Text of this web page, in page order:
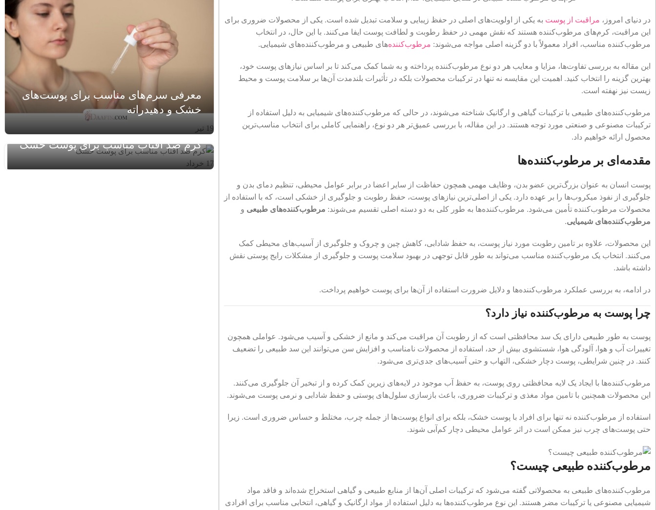
در دنیای امروز، مراقبت از پوست به یکی از اولویت‌های اصلی در حفظ زیبایی و سلامت تبدیل شده است. یکی از محصولات ضروری برای
این مراقبت، کرم‌های مرطوب‌کننده هستند که نقش مهمی در حفظ رطوبت و لطافت پوست ایفا می‌کنند. با این حال، در انتخاب
مرطوب‌کننده مناسب، افراد معمولاً با دو گزینه اصلی مواجه می‌شوند: مرطوب‌کننده‌های طبیعی و مرطوب‌کننده‌های شیمیایی.
این مقاله به بررسی تفاوت‌ها، مزایا و معایب هر دو نوع مرطوب‌کننده پرداخته و به شما کمک می‌کند تا بر اساس نیازهای پوست خود،
بهترین گزینه را انتخاب کنید. اهمیت این مقایسه نه تنها در ترکیبات محصولات بلکه در تأثیرات بلندمدت آن‌ها بر سلامت پوست و محیط
زیست نیز نهفته است.
مرطوب‌کننده‌های طبیعی با ترکیبات گیاهی و ارگانیک شناخته می‌شوند، در حالی که مرطوب‌کننده‌های شیمیایی به دلیل استفاده از
ترکیبات مصنوعی و صنعتی مورد توجه هستند. در این مقاله، با بررسی عمیق‌تر هر دو نوع، راهنمایی کاملی برای انتخاب مناسب‌ترین
محصول ارائه خواهیم داد.
مقدمه‌ای بر مرطوب‌کننده‌ها
پوست انسان به عنوان بزرگ‌ترین عضو بدن، وظایف مهمی همچون حفاظت از سایر اعضا در برابر عوامل محیطی، تنظیم دمای بدن و
جلوگیری از نفوذ میکروب‌ها را بر عهده دارد. یکی از اصلی‌ترین نیازهای پوست، حفظ رطوبت و جلوگیری از خشکی است، که با استفاده از
محصولات مرطوب‌کننده تأمین می‌شود. مرطوب‌کننده‌ها به طور کلی به دو دسته اصلی تقسیم می‌شوند: مرطوب‌کننده‌های طبیعی و
مرطوب‌کننده‌های شیمیایی.
این محصولات، علاوه بر تامین رطوبت مورد نیاز پوست، به حفظ شادابی، کاهش چین و چروک و جلوگیری از آسیب‌های محیطی کمک
می‌کنند. انتخاب یک مرطوب‌کننده مناسب می‌تواند به طور قابل توجهی در بهبود سلامت پوست و جلوگیری از مشکلات رایج پوستی نقش
داشته باشد.
در ادامه، به بررسی عملکرد مرطوب‌کننده‌ها و دلایل ضرورت استفاده از آن‌ها برای پوست خواهیم پرداخت.
چرا پوست به مرطوب‌کننده نیاز دارد؟
پوست به طور طبیعی دارای یک سد محافظتی است که از رطوبت آن مراقبت می‌کند و مانع از خشکی و آسیب می‌شود. عواملی همچون
تغییرات آب و هوا، آلودگی هوا، شستشوی بیش از حد، استفاده از محصولات نامناسب و افزایش سن می‌توانند این سد طبیعی را تضعیف
کنند. در چنین شرایطی، پوست دچار خشکی، التهاب و حتی آسیب‌های جدی‌تری می‌شود.
مرطوب‌کننده‌ها با ایجاد یک لایه محافظتی روی پوست، به حفظ آب موجود در لایه‌های زیرین کمک کرده و از تبخیر آن جلوگیری می‌کنند.
این محصولات همچنین با تامین مواد مغذی و ترکیبات ضروری، باعث بازسازی سلول‌های پوستی و حفظ شادابی و نرمی پوست می‌شوند.
استفاده از مرطوب‌کننده نه تنها برای افراد با پوست خشک، بلکه برای انواع پوست‌ها از جمله چرب، مختلط و حساس ضروری است. زیرا
حتی پوست‌های چرب نیز ممکن است در اثر عوامل محیطی دچار کم‌آبی شوند.
مرطوب‌کننده طبیعی چیست؟
مرطوب‌کننده‌های طبیعی به محصولاتی گفته می‌شود که ترکیبات اصلی آن‌ها از منابع طبیعی و گیاهی استخراج شده‌اند و فاقد مواد
شیمیایی مصنوعی یا ترکیبات مضر هستند. این نوع مرطوب‌کننده‌ها به دلیل استفاده از مواد ارگانیک و گیاهی، انتخابی مناسب برای افرادی
19 تیر
معرفی سرم‌های مناسب برای پوست‌های
خشک و دهیدراته
17 خرداد
کرم ضد آفتاب مناسب برای پوست خشک